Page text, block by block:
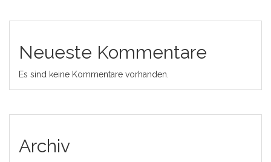
Neueste Kommentare
Es sind keine Kommentare vorhanden.
Archiv